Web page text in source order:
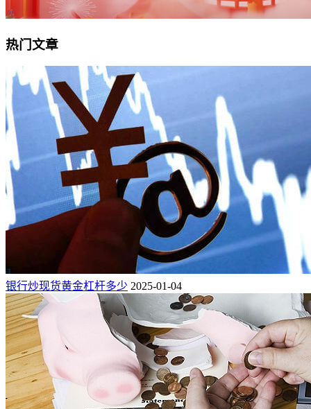
热门文章
银行炒现货黄金杠杆多少 2025-01-04